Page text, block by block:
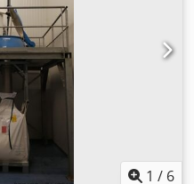
Die Gebotsabgabe
zwischen dem
DETAILS
mm Verfahrweg Y: 450 mm
in X: 1-
in Y: 1-
in Z: 1-
X-Achse: 35 m/min Eilgang
Z-Achse: 35 m/min
x 465 mm Max.
1 / 6